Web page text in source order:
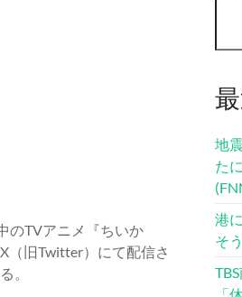
のTVアニメ『ちいか
（旧Twitter）にて配信さ
。
地
た
港
そ